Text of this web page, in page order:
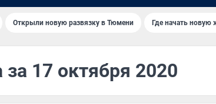
Открыли новую развязку в Тюмени Где начать новую
17 октября 2020